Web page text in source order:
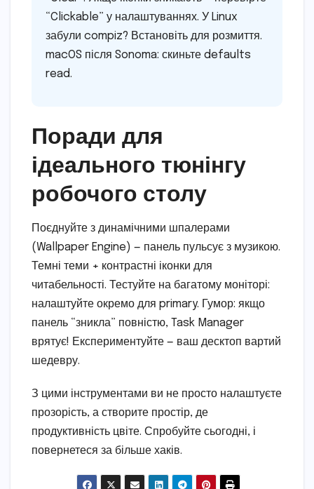
“Clickable” у налаштуваннях. У Linux
забули compiz? Встановіть для розмиття.
macOS після Sonoma: скиньте defaults
read.
Поради для
ідеального тюнінгу
робочого столу
Поєднуйте з динамічними шпалерами
(Wallpaper Engine) — панель пульсує з музикою.
Темні теми + контрастні іконки для
читабельності. Тестуйте на багатому моніторі:
налаштуйте окремо для primary. Гумор: якщо
панель “зникла” повністю, Task Manager
врятує! Експериментуйте — ваш десктоп вартий
шедевру.
З цими інструментами ви не просто налаштуєте
прозорість, а створите простір, де
продуктивність цвіте. Спробуйте сьогодні, і
повернетеся за більше хаків.